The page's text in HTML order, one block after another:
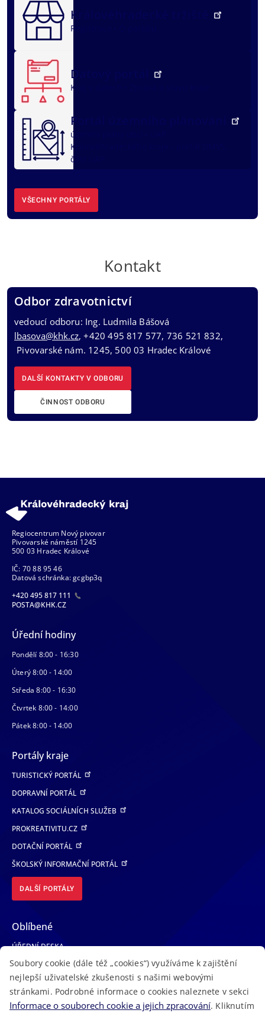
Královéhradecké tržiště
Registrace
Datový portál
Kraj v datech
Portál územního plánování
územní plány obcí
Královéhradeckého kraje - portál DMVS,
část ÚAP
VŠECHNY PORTÁLY
Kontakt
Odbor zdravotnictví
vedoucí odboru: Ing. Ludmila Bášová
lbasova@khk.cz, +420 495 817 577, 736 521 832,
Pivovarské nám. 1245, 500 03 Hradec Králové
DALŠÍ KONTAKTY V ODBORU
ČINNOST ODBORU
Regiocentrum Nový pivovar
Pivovarské náměstí 1245
500 03 Hradec Králové
IČ: 70 88 95 46
Datová schránka: gcgbp3q
+420 495 817 111
POSTA@KHK.CZ
Úřední hodiny
Pondělí 8:00 - 16:30
Úterý 8:00 - 14:00
Středa 8:00 - 16:30
Čtvrtek 8:00 - 14:00
Pátek 8:00 - 14:00
Portály kraje
TURISTICKÝ PORTÁL
DOPRAVNÍ PORTÁL
KATALOG SOCIÁLNÍCH SLUŽEB
PROKREATIVITU.CZ
DOTAČNÍ PORTÁL
ŠKOLSKÝ INFORMAČNÍ PORTÁL
DALŠÍ PORTÁLY
Oblíbené
ÚŘEDNÍ DESKA
TELEFONNÍ SEZNAM
LÉKAŘSKÁ POHOTOVOST
VOLNÁ MÍSTA
Soubory cookie (dále též „cookies“) využíváme k zajištění
nejlepší uživatelské zkušenosti s našimi webovými
stránkami. Podrobné informace o cookies naleznete v sekci
Informace o souborech cookie a jejich zpracování. Kliknutím